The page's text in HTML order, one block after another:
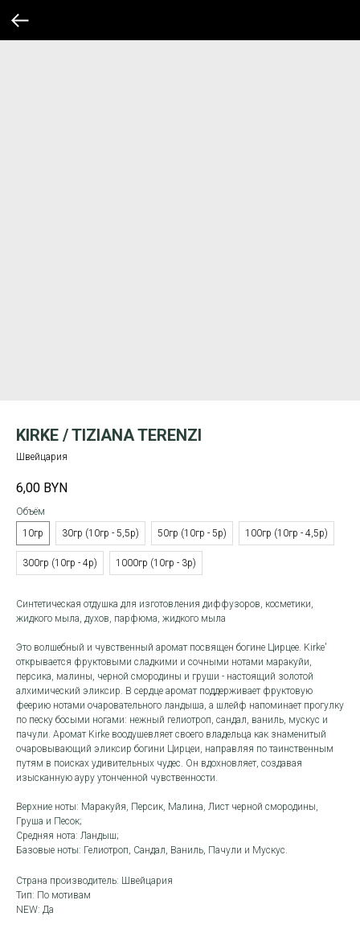
KIRKE / TIZIANA TERENZI
Швейцария
6,00 BYN
Объём
10гр
30гр (10гр - 5,5р) 50гр (10гр - 5р) 100гр (10гр - 4,5р)
300гр (10гр - 4р) 1000гр (10гр - 3р)
Синтетическая отдушка для изготовления диффузоров, косметики,
жидкого мыла, духов, парфюма, жидкого мыла
Это волшебный и чувственный аромат посвящен богине Цирцее. Kirke'
открывается фруктовыми сладкими и сочными нотами маракуйи,
персика, малины, черной смородины и груши - настоящий золотой
алхимический эликсир. В сердце аромат поддерживает фруктовую
феерию нотами очаровательного ландыша, а шлейф напоминает прогулку
по песку босыми ногами: нежный гелиотроп, сандал, ваниль, мускус и
пачули. Аромат Kirke воодушевляет своего владельца как знаменитый
очаровывающий эликсир богини Цирцеи, направляя по таинственным
путям в поисках удивительных чудес. Он вдохновляет, создавая
изысканную ауру утонченной чувственности.
Верхние ноты: Маракуйя, Персик, Малина, Лист черной смородины,
Груша и Песок;
Средняя нота: Ландыш;
Базовые ноты: Гелиотроп, Сандал, Ваниль, Пачули и Мускус.
Страна производитель: Швейцария
Тип: По мотивам
NEW: Да